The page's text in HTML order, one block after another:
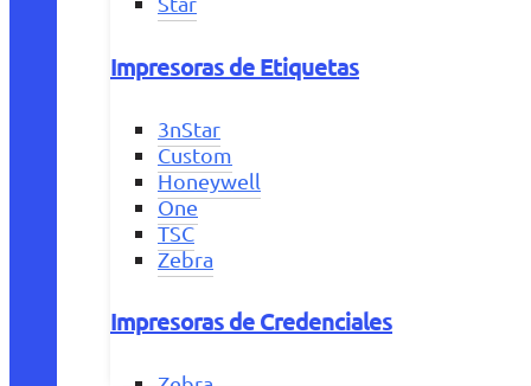
Impresoras de Etiquetas
3nStar
Custom
Honeywell
One
TSC
Zebra
Impresoras de Credenciales